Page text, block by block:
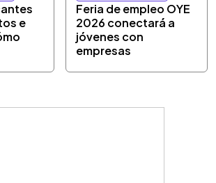
e
Feria de empleo OYE
2026 conectará a
jóvenes con
empresas